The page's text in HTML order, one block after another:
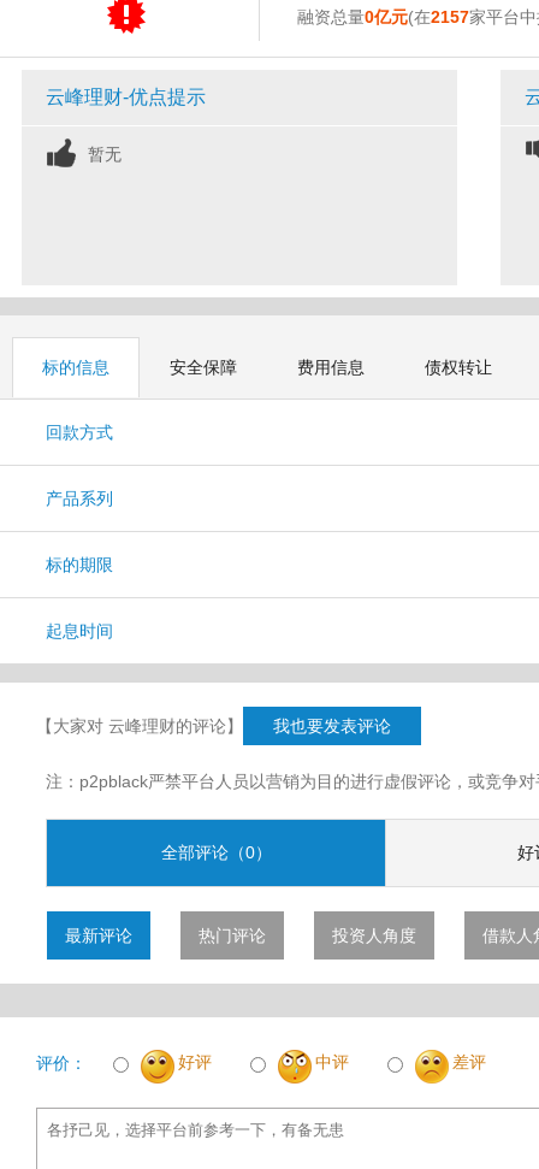
融资总量0亿元(在2157家平台
云峰理财-优点提示
暂无
标的信息 安全保障 费用信息 债权转让
回款方式
产品系列
标的期限
起息时间
【大家对 云峰理财的评论】 我也要发表评论
注：p2pblack严禁平台人员以营销为目的进行虚假评论，或竞争
全部评论（0） 好
最新评论 热门评论 投资人角度 借款人
评价： 好评 中评 差评